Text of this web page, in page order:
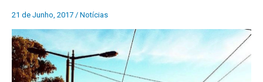
21 de Junho, 2017 / Notícias